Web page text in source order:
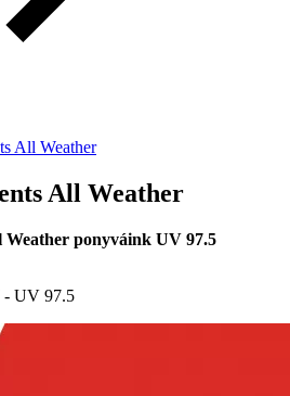
All Weather
All Weather
Weather ponyváink UV 97.5
- UV 97.5